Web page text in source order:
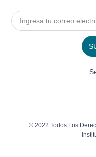
© 2022 Todos Los